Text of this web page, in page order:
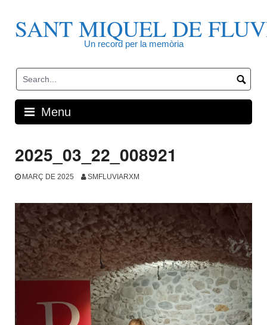
contentSANT MIQUEL DE
Un record per la memòria
Menu
2025_03_22_008921
MARÇ DE 2025 SMFLUVIARXM